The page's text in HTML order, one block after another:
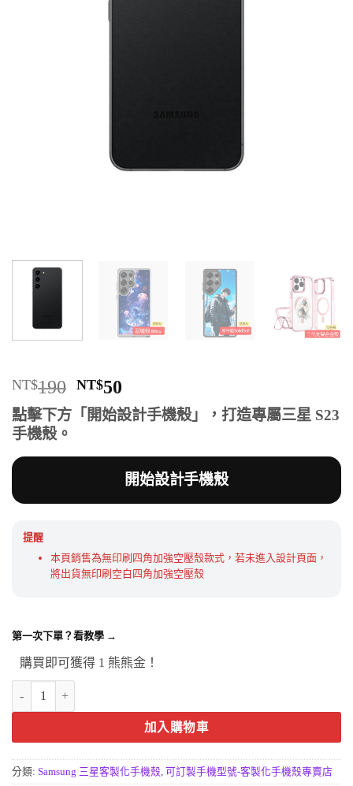
NT$190 原
始
價
NT$190。
NT$50
前
價
NT$50。
點擊下方「開始設計手機殼」，打造專屬三星 S23
手機殼。
開始設計手機殼
提醒
本頁銷售為無印刷四角加強空壓殼款式，若未進入設計頁面，
將出貨無印刷空白四角加強空壓殼
第一次下單？看教學 →
購買即可獲得 1 熊熊金！
加入購物車
分類: Samsung 三星客製化手機殼, 可訂製手機型號-客製化手機殼專賣店